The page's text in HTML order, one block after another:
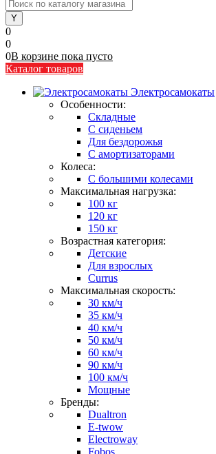
0
0
0В корзине пока пусто
Каталог товаров
Электросамокаты
Особенности:
Складные
C сиденьем
Для бездорожья
С амортизаторами
Колеса:
С большими колесами
Максимальная нагрузка:
100 кг
120 кг
150 кг
Возрастная категория:
Детские
Для взрослых
Currus
Максимальная скорость:
30 км/ч
35 км/ч
40 км/ч
50 км/ч
60 км/ч
90 км/ч
100 км/ч
Мощные
Бренды:
Dualtron
E-twow
Electroway
Fobos